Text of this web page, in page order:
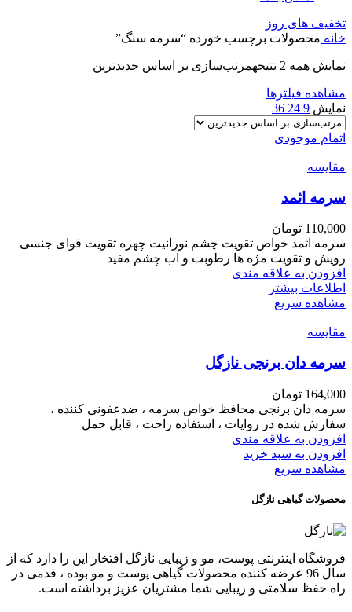
تخفیف های روز
خانه محصولات برچسب خورده “سرمه سنگ”
نمایش همه 2 نتیجه مرتب‌سازی بر اساس جدیدترین
مشاهده فیلترها
نمایش 9
24
36
اتمام موجودی
مقایسه
سرمه اثمد
110,000 تومان
سرمه اثمد خواص تقویت چشم نورانیت چهره تقویت قوای جنسی
رویش و تقویت مژه ها رطوبت و آب چشم مفید
افزودن به علاقه مندی
اطلاعات بیشتر
مشاهده سریع
مقایسه
سرمه دان برنجی نازگل
164,000 تومان
سرمه دان برنجی محافظ خواص سرمه ، ضدعفونی کننده ،
سفارش شده در روایات ، استفاده راحت ، قابل حمل
افزودن به علاقه مندی
افزودن به سبد خرید
مشاهده سریع
محصولات گیاهی نازگل
فروشگاه اینترنتی پوست، مو و زیبایی نازگل افتخار این را دارد که از
سال 96 عرضه کننده محصولات گیاهی پوست و مو بوده ، قدمی در
راه حفظ سلامتی و زیبایی شما مشتریان عزیز برداشته است.